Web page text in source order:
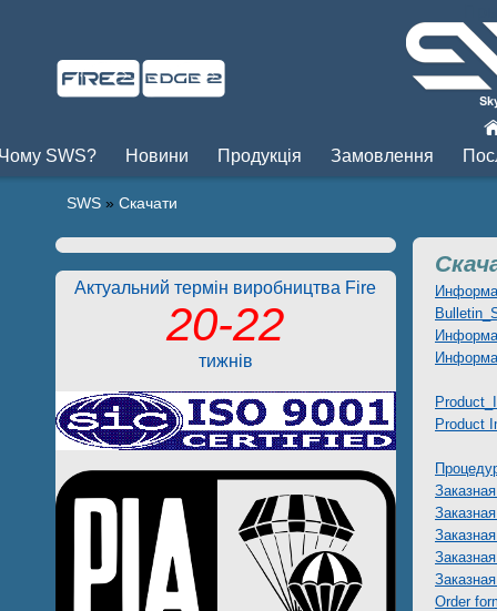
SWS? Новини Продукція Замовлення
SWS » Скачати
Актуальний термін виробництва Fire
20-22
тижнів
Product
Order